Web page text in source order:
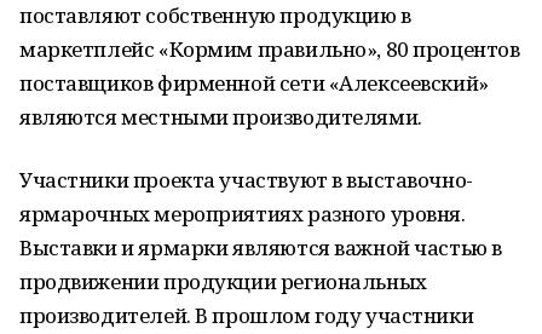
поставляют собственную продукцию в
маркетплейс «Кормим правильно», 80 процентов
поставщиков фирменной сети «Алексеевский»
являются местными производителями.
Участники проекта участвуют в выставочно-
ярмарочных мероприятиях разного уровня.
Выставки и ярмарки являются важной частью в
продвижении продукции региональных
производителей. В прошлом году участники